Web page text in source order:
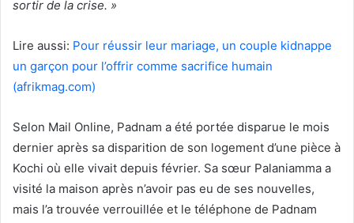
sortir de la crise. »
Lire aussi: Pour réussir leur mariage, un couple kidnappe
un garçon pour l’offrir comme sacrifice humain
(afrikmag.com)
Selon Mail Online, Padnam a été portée disparue le mois
dernier après sa disparition de son logement d’une pièce à
Kochi où elle vivait depuis février. Sa sœur Palaniamma a
visité la maison après n’avoir pas eu de ses nouvelles,
mais l’a trouvée verrouillée et le téléphone de Padnam